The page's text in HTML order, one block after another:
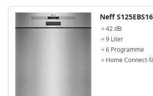
Neff
42 dB
9 Liter
6 Programme
Home Connect-